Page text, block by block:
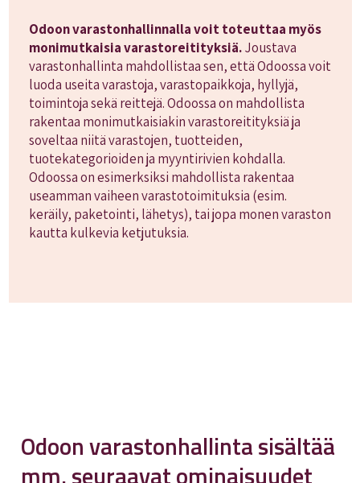
Odoon varastonhallinnalla voit toteuttaa myös
monimutkaisia varastoreitityksiä.Joustava
varastonhallinta mahdollistaa sen, että Odoossa voit
luoda useita varastoja, varastopaikkoja, hyllyjä,
toimintoja sekä reittejä. Odoossa on mahdollista
rakentaa monimutkaisiakin varastoreitityksiä ja
soveltaa niitä varastojen, tuotteiden,
tuotekategorioiden ja myyntirivien kohdalla.
Odoossa on esimerksiksi mahdollista rakentaa
useamman vaiheen varastotoimituksia (esim.
keräily, paketointi, lähetys), tai jopa monen varaston
kautta kulkevia ketjutuksia.
Odoon varastonhallinta sisältää
mm. seuraavat ominaisuudet